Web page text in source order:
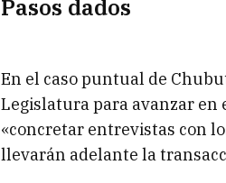
Pasos dados
En el caso puntual de
Legislatura para avanzar en
«concretar entrevistas con
llevarán adelante la